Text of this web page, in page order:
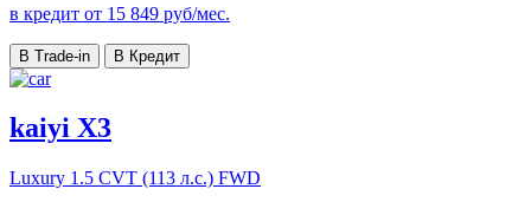
в кредит от 15 849 руб/мес.
В Trade-in В Кредит
kaiyi X3
Luxury 1.5 CVT (113 л.с.) FWD